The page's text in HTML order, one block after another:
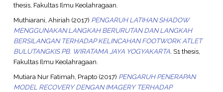
thesis, Fakultas Ilmu Keolahragaan.
Muthiarani, Ahiriah (2017) PENGARUH LATIHAN SHADOW
MENGGUNAKAN LANGKAH BERURUTAN DAN LANGKAH
BERSILANGAN TERHADAP KELINCAHAN FOOTWORK ATLET
BULUTANGKIS PB. WIRATAMA JAYA YOGYAKARTA. S1 thesis,
Fakultas Ilmu Keolahragaan.
Mutiara Nur Fatimah, Prapto(2017) PENGARUH PENERAPAN
MODEL RECOVERY DENGAN IMAGERY TERHADAP